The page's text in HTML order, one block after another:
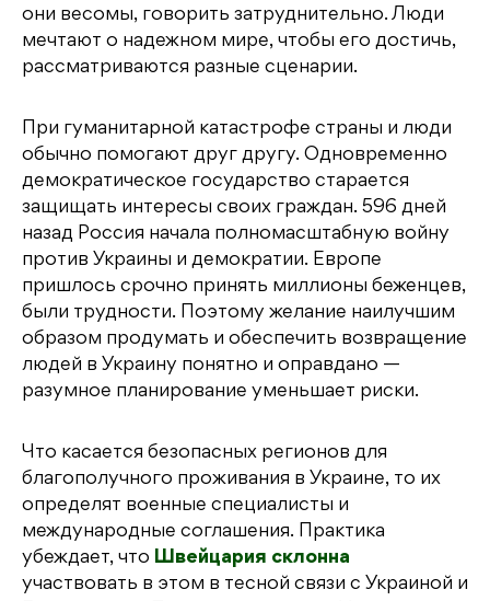
они весомы, говорить затруднительно. Люди
мечтают о надежном мире, чтобы его достичь,
рассматриваются разные сценарии.
При гуманитарной катастрофе страны и люди
обычно помогают друг другу. Одновременно
демократическое государство старается
защищать интересы своих граждан. 596 дней
назад Россия начала полномасштабную войну
против Украины и демократии. Европе
пришлось срочно принять миллионы беженцев,
были трудности. Поэтому желание наилучшим
образом продумать и обеспечить возвращение
людей в Украину понятно и оправдано —
разумное планирование уменьшает риски.
Что касается безопасных регионов для
благополучного проживания в Украине, то их
определят военные специалисты и
международные соглашения. Практика
убеждает, что Швейцария склонна
участвовать в этом в тесной связи с Украиной и